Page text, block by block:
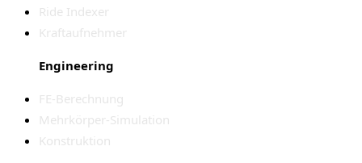
Ride Indexer
Kraftaufnehmer
Engineering
FE-Berechnung
Mehrkörper-Simulation
Konstruktion